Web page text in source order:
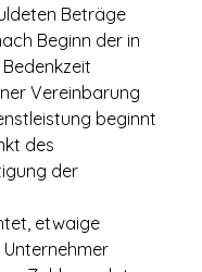
Beträge
Beginn der in
Vereinbarung
beginnt
des
der
etwaige